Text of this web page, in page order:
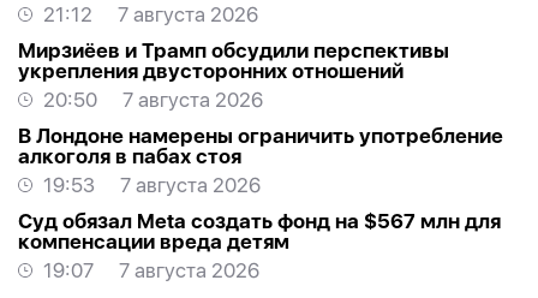
21:12
7 августа 2026
Мирзиёев и Трамп обсудили перспективы
укрепления двусторонних отношений
20:50
7 августа 2026
В Лондоне намерены ограничить употребление
алкоголя в пабах стоя
19:53
7 августа 2026
Суд обязал Meta создать фонд на $567 млн для
компенсации вреда детям
19:07
7 августа 2026